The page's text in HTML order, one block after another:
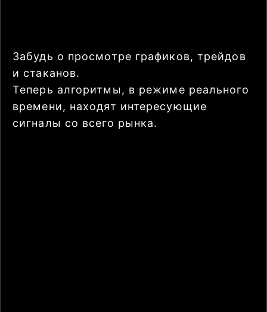
Забудь о просмотре графиков, трейдов
и стаканов.
Теперь алгоритмы, в режиме реального
времени, находят интересующие
сигналы со всего рынка.